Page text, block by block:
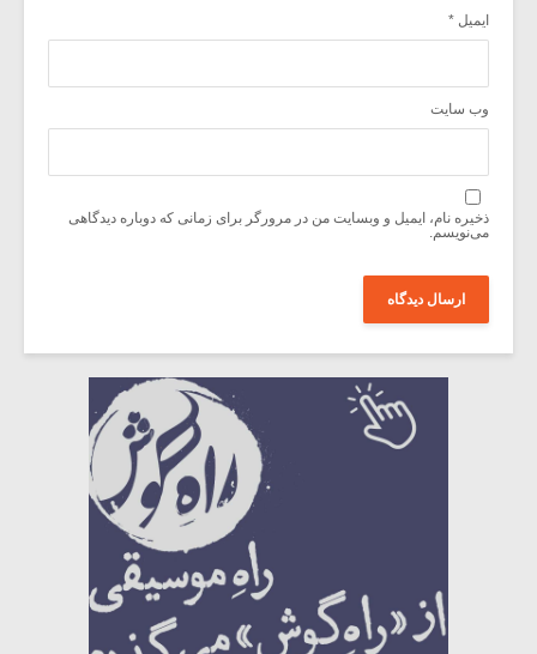
ایمیل *
وب‌ سایت
ذخیره نام، ایمیل و وبسایت من در مرورگر برای زمانی که دوباره دیدگاهی
می‌نویسم.